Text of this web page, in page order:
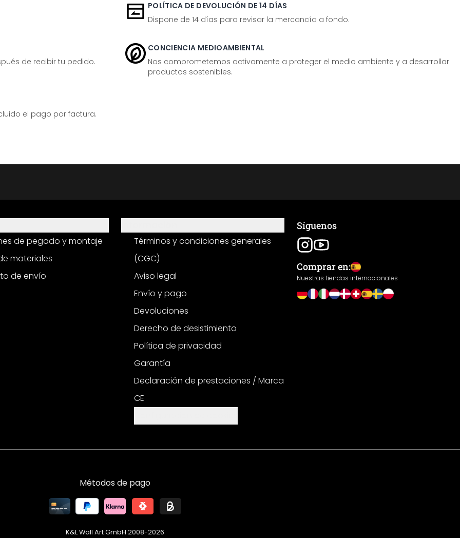
POLÍTICA DE DEVOLUCIÓN DE 14 DÍAS
Dispone de 14 días para revisar la mercancía a fondo.
de recibir tu pedido.
CONCIENCIA MEDIOAMBIENTAL
Nos comprometemos activamente a proteger el medio ambiente y a desarrollar
productos sostenibles.
el pago por factura.
de pegado y montaje
materiales
de envío
Términos y condiciones generales
(CGC)
Aviso legal
Envío y pago
Devoluciones
Derecho de desistimiento
Política de privacidad
Garantía
Declaración de prestaciones / Marca
CE
Síguenos
Comprar en:
Nuestras tiendas internacionales
Métodos de pago
K&L Wall Art GmbH 2008-2026